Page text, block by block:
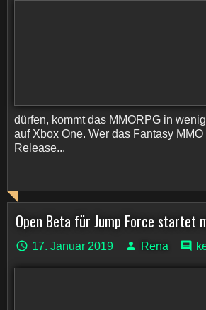
dürfen, kommt das MMORPG in
auf Xbox One. Wer das Fantasy
Release...
Open Beta für Jump Force startet
17. Januar 2019 Rena